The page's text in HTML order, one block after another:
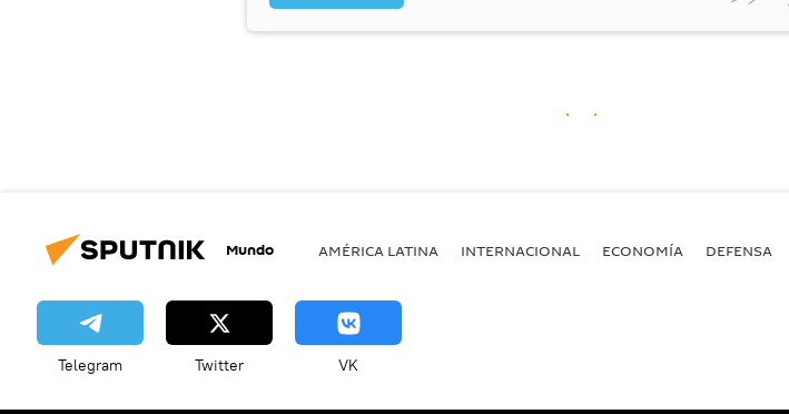
Mundo AMÉRICA LATINA INTERNACIONAL ECONOMÍA DEFENSA
Telegram Twitter VK